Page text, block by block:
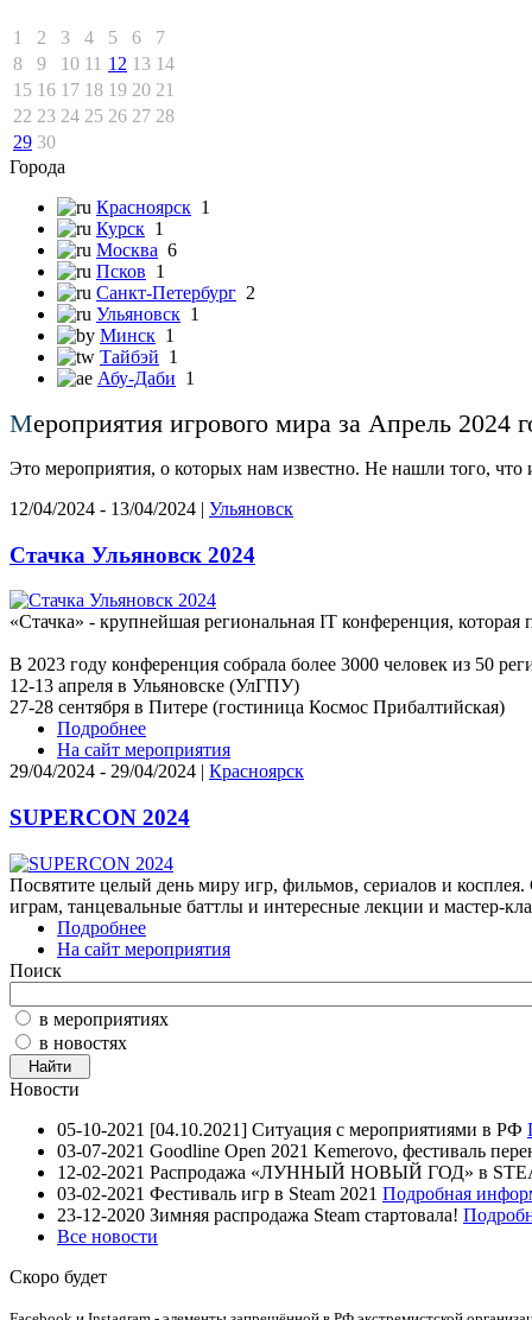
1 2 3 4 5 6
7
8
9 10 11 12 13 14
15 16 17 18 19 20 21
22 23 24 25 26 27 28
29 30
Города
Красноярск 1
Курск 1
Москва 6
Псков 1
Санкт-Петербург 2
Ульяновск 1
Минск 1
Тайбэй 1
Абу-Даби 1
Мероприятия игрового мира за Апрель 2024
Это мероприятия, о которых нам известно. Не нашли того, что
12/04/2024 - 13/04/2024 | Ульяновск
Стачка Ульяновск 2024
«Стачка» - крупнейшая региональная IT конференция, которая
В 2023 году конференция собрала более 3000 человек из 50
12-13 апреля в Ульяновске (УлГПУ)
27-28 сентября в Питере (гостиница Космос Прибалтийская)
Подробнее
На сайт мероприятия
29/04/2024 - 29/04/2024 | Красноярск
SUPERCON 2024
Посвятите целый день миру игр, фильмов, сериалов и
играм, танцевальные баттлы и интересные лекции и мастер-
Подробнее
На сайт мероприятия
Поиск
в мероприятиях
в новостях
Новости
05-10-2021 [04.10.2021] Ситуация с мероприятиями в РФ
03-07-2021 Goodline Open 2021 Kemerovo, фестиваль
12-02-2021 Распродажа «ЛУННЫЙ НОВЫЙ ГОД» в
03-02-2021 Фестиваль игр в Steam 2021 Подробная
23-12-2020 Зимняя распродажа Steam стартовала!
Все новости
Скоро будет